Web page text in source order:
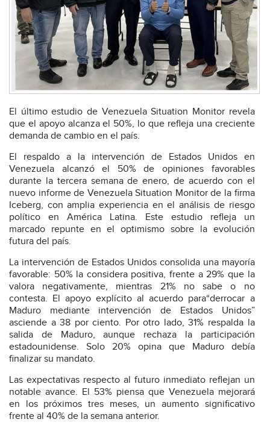
El último estudio de Venezuela Situation Monitor revela
que el apoyo alcanza el 50%, lo que refleja una creciente
demanda de cambio en el país.
El respaldo a la intervención de Estados Unidos en
Venezuela alcanzó el 50% de opiniones favorables
durante la tercera semana de enero, de acuerdo con el
nuevo informe de Venezuela Situation Monitor de la firma
Iceberg, con amplia experiencia en el análisis de riesgo
político en América Latina. Este estudio refleja un
marcado repunte en el optimismo sobre la evolución
futura del país.
La intervención de Estados Unidos consolida una mayoría
favorable: 50% la considera positiva, frente a 29% que la
valora negativamente, mientras 21% no sabe o no
contesta. El apoyo explícito al acuerdo para“derrocar a
Maduro mediante intervención de Estados Unidos”
asciende a 38 por ciento. Por otro lado, 31% respalda la
salida de Maduro, aunque rechaza la participación
estadounidense. Solo 20% opina que Maduro debía
finalizar su mandato.
Las expectativas respecto al futuro inmediato reflejan un
notable avance. El 53% piensa que Venezuela mejorará
en los próximos tres meses, un aumento significativo
frente al 40% de la semana anterior.